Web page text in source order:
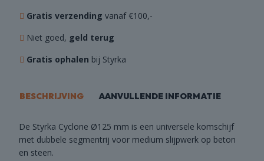
Gratis verzending vanaf €100,-
Niet goed, geld terug
Gratis ophalen bij Styrka
BESCHRIJVING AANVULLENDE INFORMATIE
De Styrka Cyclone Ø125 mm is een universele komschijf
met dubbele segmentrij voor medium slijpwerk op beton
en steen.